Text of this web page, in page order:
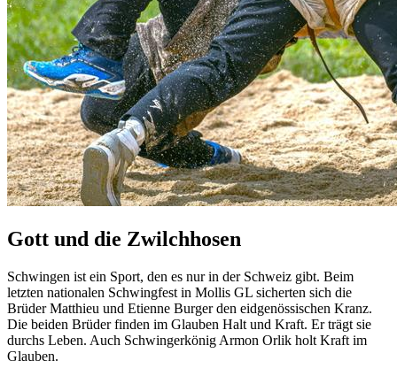
Gott und die Zwilchhosen
Schwingen ist ein Sport, den es nur in der Schweiz gibt. Beim
letzten nationalen Schwingfest in Mollis GL sicherten sich die
Brüder Matthieu und Etienne Burger den eidgenössischen Kranz.
Die beiden Brüder finden im Glauben Halt und Kraft. Er trägt sie
durchs Leben. Auch Schwingerkönig Armon Orlik holt Kraft im
Glauben.